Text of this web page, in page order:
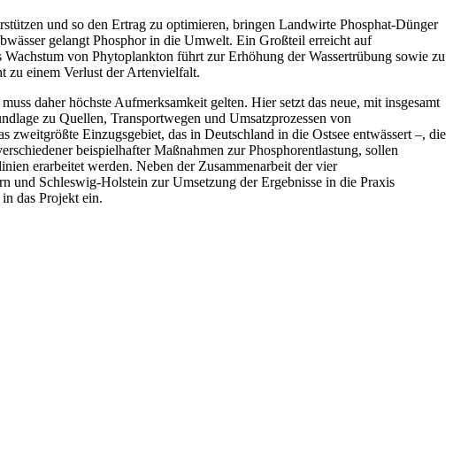
und so den Ertrag zu optimieren, bringen Landwirte Phosphat-Dünger
gelangt Phosphor in die Umwelt. Ein Großteil erreicht auf
von Phytoplankton führt zur Erhöhung der Wassertrübung sowie zu
zu einem Verlust der Artenvielfalt.
daher höchste Aufmerksamkeit gelten. Hier setzt das neue, mit insgesamt
zu Quellen, Transportwegen und Umsatzprozessen von
zweitgrößte Einzugsgebiet, das in Deutschland in die Ostsee entwässert –, die
beispielhafter Maßnahmen zur Phosphorentlastung, sollen
erarbeitet werden. Neben der Zusammenarbeit der vier
und Schleswig-Holstein zur Umsetzung der Ergebnisse in die Praxis
das Projekt ein.